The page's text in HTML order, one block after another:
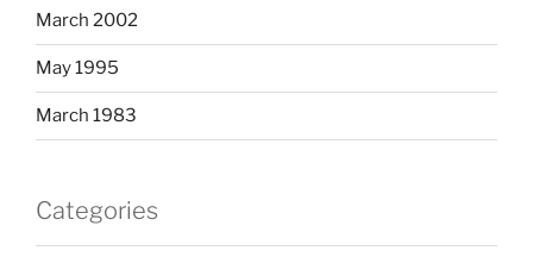
March 2002
May 1995
March 1983
Categories